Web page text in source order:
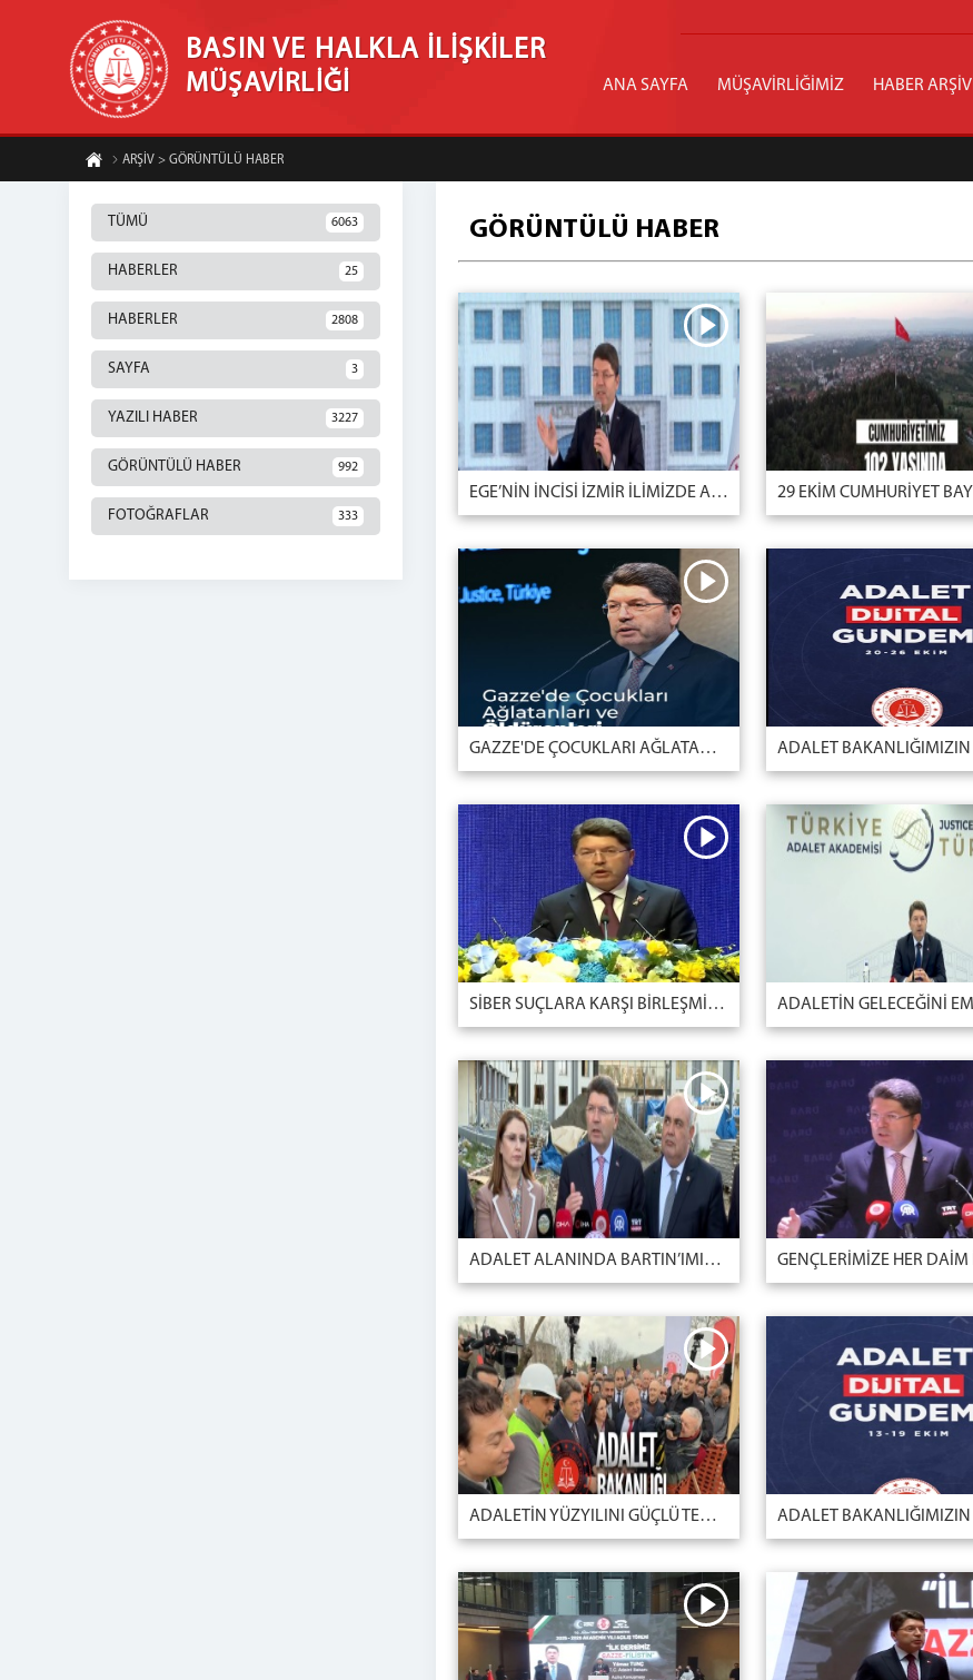
BASIN VE HALKLA İLİŞKİLER
MÜŞAVİRLİĞİ ANA SAYFA MÜŞAVİRLİĞİMİZ HABER ARŞİVİ
ARŞİV > GÖRÜNTÜLÜ HABER
TÜMÜ 6063
HABERLER 25
HABERLER 2808
SAYFA 3
YAZILI HABER 3227
GÖRÜNTÜLÜ HABER 992
FOTOĞRAFLAR 333
GÖRÜNTÜLÜ HABER
EGE’NİN İNCİSİ İZMİR İLİMİZDE ADALET HİZMETLERİMİZİ GÜÇLENDİRMEYE DEVAM EDİYORUZ
GAZZE'DE ÇOCUKLARI AĞLATANLARI VE ÖLDÜRENLERİ LANETLİYORUZ
SİBER SUÇLARA KARŞI BİRLEŞMİŞ MİLLETLER SÖZLEŞMESİ İMZA TÖRENİ
ADALET ALANINDA BARTIN’IMIZA KAZANDIRDIĞIMIZ HAKİMEVİ VE PERSONEL EĞİTİM MERKEZİ’NDE ÇALIŞMALAR HIZLA DEVAM EDİYOR.
ADALETİN YÜZYILINI GÜÇLÜ TEMELLER ÜZERİNE İNŞA EDİYORUZ